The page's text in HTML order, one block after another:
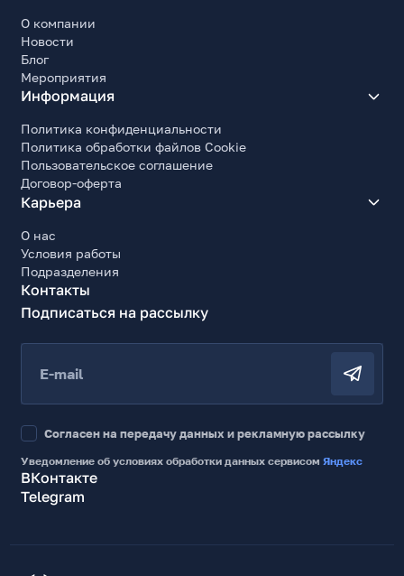
О компании
Новости
Блог
Мероприятия
Информация
Политика конфиденциальности
Политика обработки файлов Cookie
Пользовательское соглашение
Договор-оферта
Карьера
О нас
Условия работы
Подразделения
Контакты
Подписаться на рассылку
E-mail
Согласен на передачу данных и рекламную рассылку
Уведомление об условиях обработки данных сервисомЯндекс
ВКонтакте
Telegram